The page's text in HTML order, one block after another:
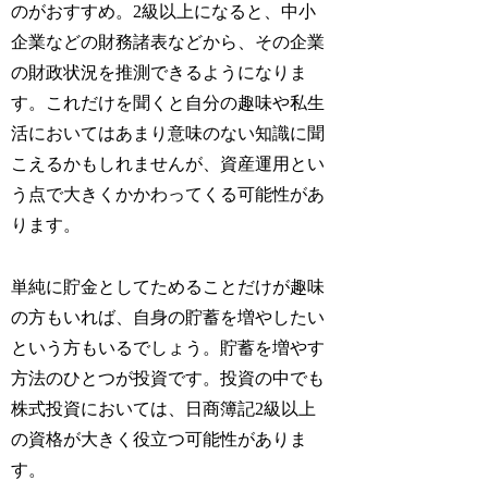
のがおすすめ。2級以上になると、中小
企業などの財務諸表などから、その企業
の財政状況を推測できるようになりま
す。これだけを聞くと自分の趣味や私生
活においてはあまり意味のない知識に聞
こえるかもしれませんが、資産運用とい
う点で大きくかかわってくる可能性があ
ります。
単純に貯金としてためることだけが趣味
の方もいれば、自身の貯蓄を増やしたい
という方もいるでしょう。貯蓄を増やす
方法のひとつが投資です。投資の中でも
株式投資においては、日商簿記2級以上
の資格が大きく役立つ可能性がありま
す。